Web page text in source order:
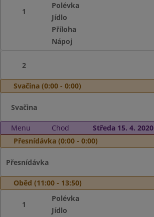
1
Polévka
Jídlo
Příloha
Nápoj
2
Svačina (0:00 - 0:00)
Svačina
Menu Chod
Středa 15. 4. 2020
Přesnídávka (0:00 - 0:00)
Přesnídávka
Oběd (11:00 - 13:50)
1
Polévka
Jídlo